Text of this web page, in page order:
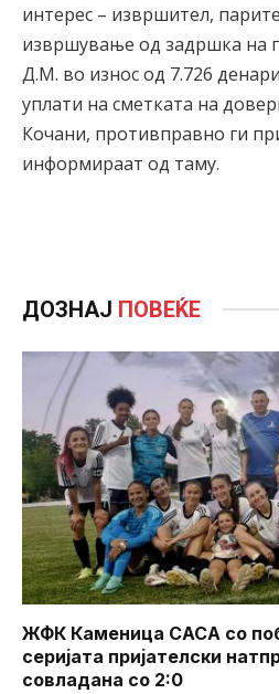
интерес – извршител,
извршување од задршка на
Д.М. во износ од 7.726
уплати на сметката на
Кочани, противправно ги
информираат од таму.
ДОЗНАЈ ПОВЕЌЕ
ЖФК Каменица САСА со
серијата пријателски
совладана со 2:0